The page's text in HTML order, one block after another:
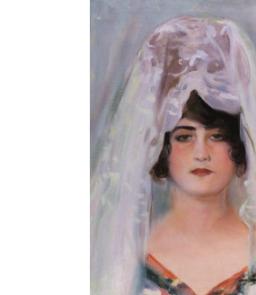
Canal PRO